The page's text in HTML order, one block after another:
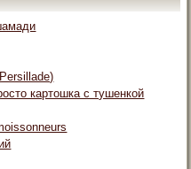
картошка с тушенкой